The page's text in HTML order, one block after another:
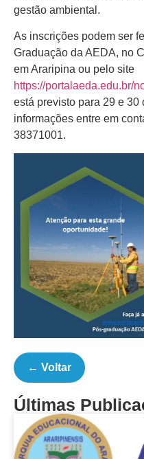
gestão ambiental.
As inscrições podem ser
Graduação da AEDA, no
em Araripina ou pelo site
https://portalaeda.edu.br/
está previsto para 29 e 30
informações entre em
38371001.
← Voltar
Últimas